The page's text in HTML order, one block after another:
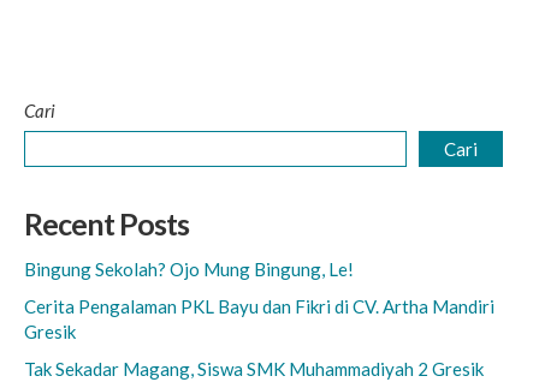
Cari
Cari
Recent Posts
Bingung Sekolah? Ojo Mung Bingung, Le!
Cerita Pengalaman PKL Bayu dan Fikri di CV. Artha Mandiri
Gresik
Tak Sekadar Magang, Siswa SMK Muhammadiyah 2 Gresik